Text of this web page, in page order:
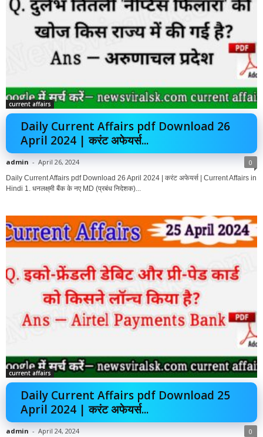
current affairs
Daily Current Affairs pdf Download 26
April 2024 | करंट अफेयर्स...
admin - April 26, 2024 0
Daily Current Affairs pdf Download 26 April 2024 | करंट अफेयर्स | Current Affairs in
Hindi 1. धनलक्ष्‌मी बैंक के नए MD (प्रबंध निदेशक)...
current affairs
Daily Current Affairs pdf Download 25
April 2024 | करंट अफेयर्स...
admin - April 24, 2024 0